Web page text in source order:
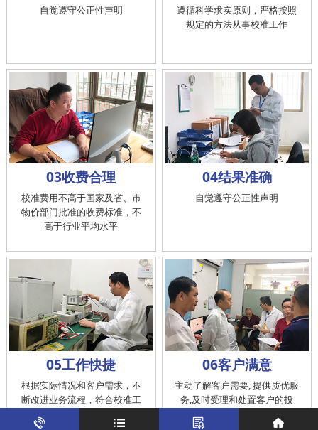
自觉遵守公正性声明
遵循科学求实原则，严格按照
规定的方法从事校准工作
03收费合理
校准费用不高于国家及省、市
物价部门批准的收费标准，不
高于行业平均水平
04结果准确
自觉遵守公正性声明
05工作快捷
根据实际情况和客户需求，不
断改进业务流程，符合校准工
作在服务的时间标准内完成
06客户满意
主动了解客户需要, 提供质优服
务,及时受理和处置客户的投
诉，提供快捷、方便的后续服